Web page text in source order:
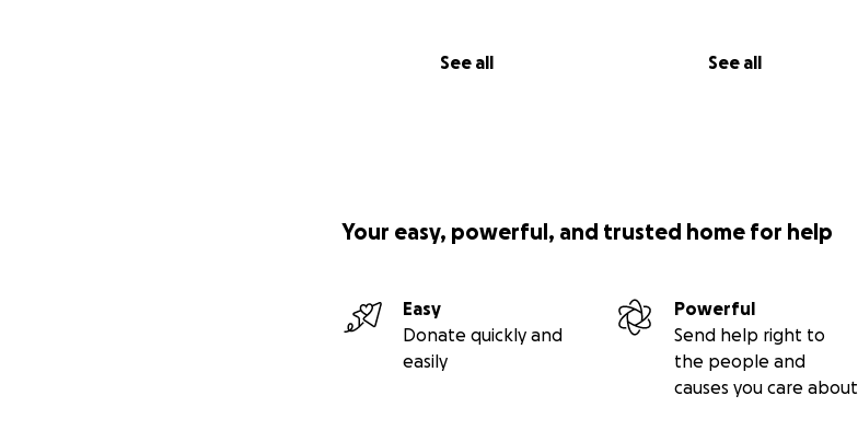
See all See all
Your easy, powerful, and trusted home for help
Easy
Donate quickly and
easily
Powerful
Send help right to
the people and
causes you care about